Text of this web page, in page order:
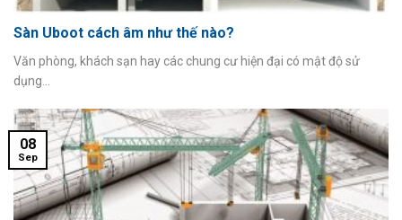
Sàn Uboot cách âm như thế nào?
Văn phòng, khách sạn hay các chung cư hiện đại có mật độ sử
dụng...
08
Sep